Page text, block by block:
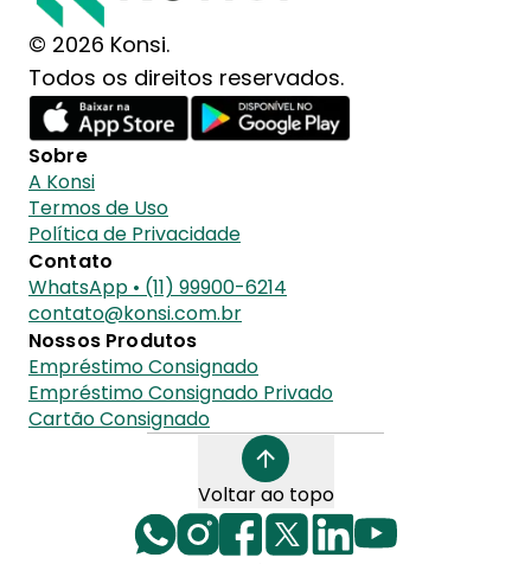
© 2026 Konsi.
Todos os direitos reservados.
Sobre
A Konsi
Termos de Uso
Política de Privacidade
Contato
WhatsApp • (11) 99900-6214
contato@konsi.com.br
Nossos Produtos
Empréstimo Consignado
Empréstimo Consignado Privado
Cartão Consignado
Voltar ao topo